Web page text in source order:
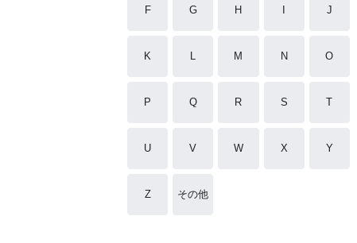
F G H J
K L M N O
P Q R S T
U V W X Y
Z その他